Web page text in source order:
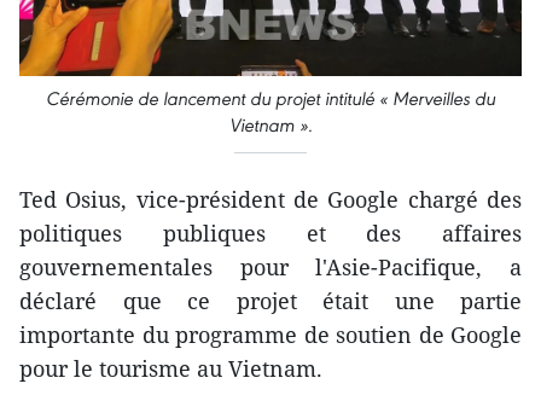
Cérémonie de lancement du projet intitulé « Merveilles du
Vietnam ».
Ted Osius, vice-président de Google chargé des
politiques publiques et des affaires
gouvernementales pour l'Asie-Pacifique, a
déclaré que ce projet était une partie
importante du programme de soutien de Google
pour le tourisme au Vietnam.